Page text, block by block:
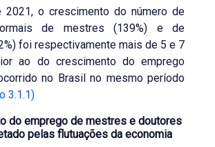
2021, o crescimento do número de
de mestres (139%) e de
foi respectivamente mais de 5 e 7
ao do crescimento do emprego
no Brasil no mesmo período
3.1.1)
do emprego de mestres e doutores
pelas flutuações da economia